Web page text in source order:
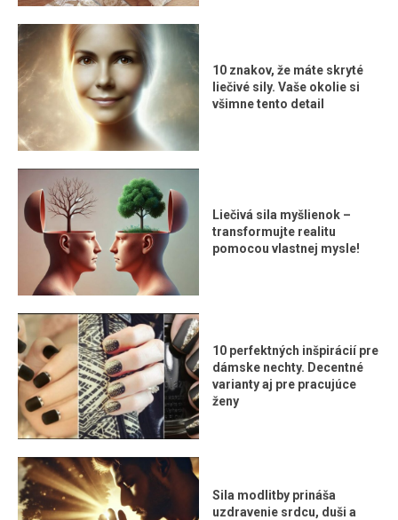
10 znakov, že máte skryté
liečivé sily. Vaše okolie si
všimne tento detail
Liečivá sila myšlienok –
transformujte realitu
pomocou vlastnej mysle!
10 perfektných inšpirácií pre
dámske nechty. Decentné
varianty aj pre pracujúce
ženy
Sila modlitby prináša
uzdravenie srdcu, duši a